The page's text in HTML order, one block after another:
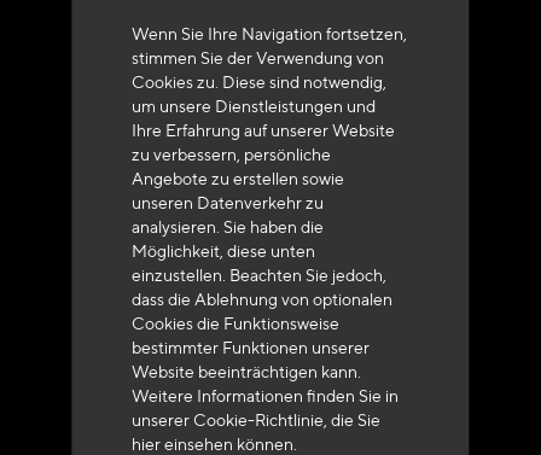
Wenn Sie Ihre Navigation fortsetzen,
stimmen Sie der Verwendung von
Cookies zu. Diese sind notwendig,
um unsere Dienstleistungen und
Ihre Erfahrung auf unserer Website
zu verbessern, persönliche
Angebote zu erstellen sowie
unseren Datenverkehr zu
analysieren. Sie haben die
Möglichkeit, diese unten
einzustellen. Beachten Sie jedoch,
dass die Ablehnung von optionalen
Cookies die Funktionsweise
bestimmter Funktionen unserer
Website beeinträchtigen kann.
Weitere Informationen finden Sie in
unserer Cookie-Richtlinie, die Sie
hiereinsehen können.
Kundenservice
+33 (0)4 79 72 62 22 Drücken 1
Lieferung innerhalb von 48 bis 72 Stunden in
Metropolitan-Frankreich
Versandkostenfrei
bei 250 Euros*